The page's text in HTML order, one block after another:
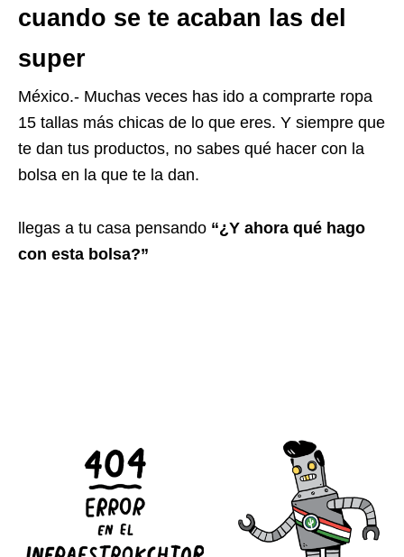
cuando se te acaban las del
super
México.- Muchas veces has ido a comprarte ropa
15 tallas más chicas de lo que eres. Y siempre que
te dan tus productos, no sabes qué hacer con la
bolsa en la que te la dan.
llegas a tu casa pensando “¿Y ahora qué hago
con esta bolsa?”